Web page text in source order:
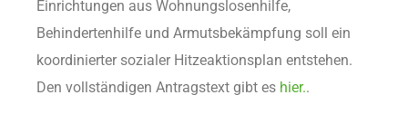
Einrichtungen aus Wohnungslosenhilfe,
Behindertenhilfe und Armutsbekämpfung soll ein
koordinierter sozialer Hitzeaktionsplan entstehen.
Den vollständigen Antragstext gibt es hier..